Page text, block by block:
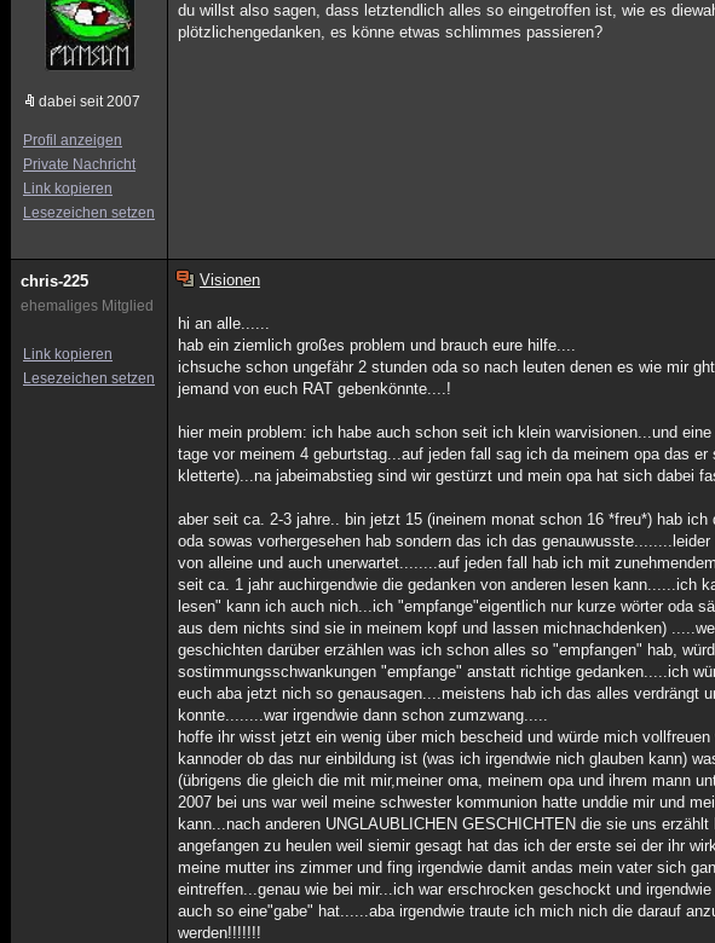
dabei seit 2007
Profil anzeigen
Private Nachricht
Link kopieren
Lesezeichen setzen
du willst also sagen, dass letztendlich alles so eingetroffen ist, wie es
plötzlichengedanken, es könne etwas schlimmes passieren?
chris-225
ehemaliges Mitglied
Link kopieren
Lesezeichen setzen
Visionen
hi an alle......
hab ein ziemlich großes problem und brauch eure hilfe....
ichsuche schon ungefähr 2 stunden oda so nach leuten denen es wie mir
jemand von euch RAT gebenkönnte....!
hier mein problem: ich habe auch schon seit ich klein warvisionen...und
tage vor meinem 4 geburtstag...auf jeden fall sag ich da meinem opa das
kletterte)...na jabeimabstieg sind wir gestürzt und mein opa hat sich dabei
aber seit ca. 2-3 jahre.. bin jetzt 15 (ineinem monat schon 16 *freu*) hab
oda sowas vorhergesehen hab sondern das ich das
von alleine und auch unerwartet........auf jeden fall hab ich mit
seit ca. 1 jahr auchirgendwie die gedanken von anderen lesen kann......ich
lesen" kann ich auch nich...ich "empfange"eigentlich nur kurze wörter oda
aus dem nichts sind sie in meinem kopf und lassen michnachdenken)
geschichten darüber erzählen was ich schon alles so "empfangen" hab,
sostimmungsschwankungen "empfange" anstatt richtige gedanken.....ich
euch aba jetzt nich so genausagen....meistens hab ich das alles verdrängt
konnte........war irgendwie dann schon zumzwang.....
hoffe ihr wisst jetzt ein wenig über mich bescheid und würde mich
kannoder ob das nur einbildung ist (was ich irgendwie nich glauben kann)
(übrigens die gleich die mit mir,meiner oma, meinem opa und ihrem mann
2007 bei uns war weil meine schwester kommunion hatte unddie mir und
kann...nach anderen UNGLAUBLICHEN GESCHICHTEN die sie uns
angefangen zu heulen weil siemir gesagt hat das ich der erste sei der ihr
meine mutter ins zimmer und fing irgendwie damit andas mein vater sich
eintreffen...genau wie bei mir...ich war erschrocken geschockt und
auch so eine"gabe" hat......aba irgendwie traute ich mich nich die darauf
werden!!!!!!!